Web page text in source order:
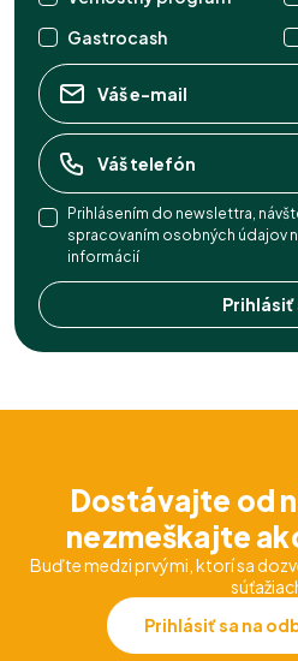
Gastrocash
Prihlásením do newslettra,
spracovaním osobných údajov
informácií
Prihlásiť
Dostávajte od
nezmeškajte
Buďte medzi prvými, ktorí sa
Prihlásiť sa na